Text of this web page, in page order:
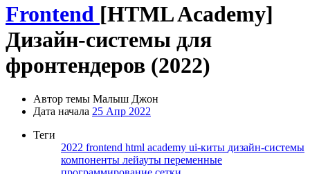
Frontend [HTML Academy]
Дизайн-системы для
фронтендеров (2022)
Автор темы Малыш Джон
Дата начала 25 Апр 2022
Теги
2022 frontend html academy ui-киты дизайн-системы
компоненты лейауты переменные